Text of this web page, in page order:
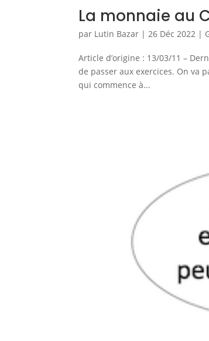
La monnaie au
par Lutin Bazar |26 Déc 2022 |
Article d’origine : 13/03/11 –
de passer aux exercices. On va
qui commence à...